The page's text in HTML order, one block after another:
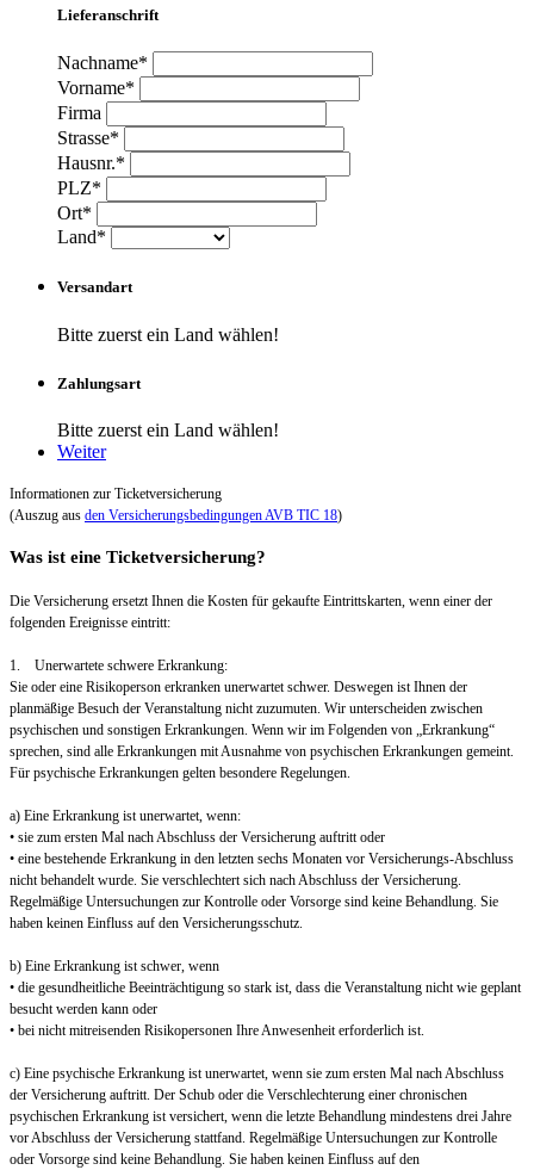
Lieferanschrift
Nachname*
Vorname*
Firma
Strasse*
Hausnr.*
PLZ*
Ort*
Land*
Versandart
Bitte zuerst ein Land wählen!
Zahlungsart
Bitte zuerst ein Land wählen!
Weiter
Informationen zur Ticketversicherung
(Auszug aus den Versicherungsbedingungen AVB TIC 18)
Was ist eine Ticketversicherung?
Die Versicherung ersetzt Ihnen die Kosten für gekaufte Eintrittskarten, wenn einer der
folgenden Ereignisse eintritt:
1. Unerwartete schwere Erkrankung:
Sie oder eine Risikoperson erkranken unerwartet schwer. Deswegen ist Ihnen der
planmäßige Besuch der Veranstaltung nicht zuzumuten. Wir unterscheiden zwischen
psychischen und sonstigen Erkrankungen. Wenn wir im Folgenden von „Erkrankung“
sprechen, sind alle Erkrankungen mit Ausnahme von psychischen Erkrankungen gemeint.
Für psychische Erkrankungen gelten besondere Regelungen.
a) Eine Erkrankung ist unerwartet, wenn:
• sie zum ersten Mal nach Abschluss der Versicherung auftritt oder
• eine bestehende Erkrankung in den letzten sechs Monaten vor Versicherungs-Abschluss
nicht behandelt wurde. Sie verschlechtert sich nach Abschluss der Versicherung.
Regelmäßige Untersuchungen zur Kontrolle oder Vorsorge sind keine Behandlung. Sie
haben keinen Einfluss auf den Versicherungsschutz.
b) Eine Erkrankung ist schwer, wenn
• die gesundheitliche Beeinträchtigung so stark ist, dass die Veranstaltung nicht wie geplant
besucht werden kann oder
• bei nicht mitreisenden Risikopersonen Ihre Anwesenheit erforderlich ist.
c) Eine psychische Erkrankung ist unerwartet, wenn sie zum ersten Mal nach Abschluss
der Versicherung auftritt. Der Schub oder die Verschlechterung einer chronischen
psychischen Erkrankung ist versichert, wenn die letzte Behandlung mindestens drei Jahre
vor Abschluss der Versicherung stattfand. Regelmäßige Untersuchungen zur Kontrolle
oder Vorsorge sind keine Behandlung. Sie haben keinen Einfluss auf den